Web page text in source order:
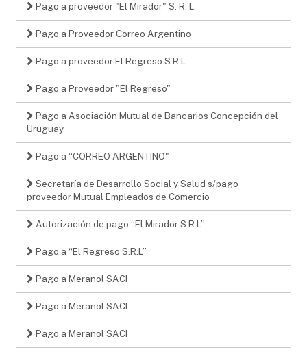
Pago a proveedor "El Mirador" S. R. L.
Pago a Proveedor Correo Argentino
Pago a proveedor El Regreso S.R.L.
Pago a Proveedor "El Regreso"
Pago a Asociación Mutual de Bancarios Concepción del
Uruguay
Pago a “CORREO ARGENTINO"
Secretaría de Desarrollo Social y Salud s/pago
proveedor Mutual Empleados de Comercio
Autorización de pago “El Mirador S.R.L”
Pago a “El Regreso S.R.L”
Pago a Meranol SACI
Pago a Meranol SACI
Pago a Meranol SACI